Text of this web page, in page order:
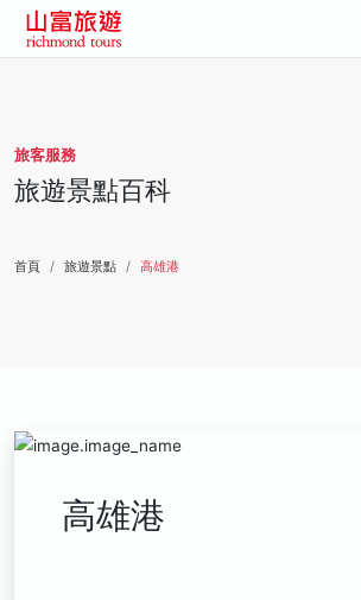
旅客服務
旅遊景點百科
首頁 旅遊景點 高雄港
高雄港